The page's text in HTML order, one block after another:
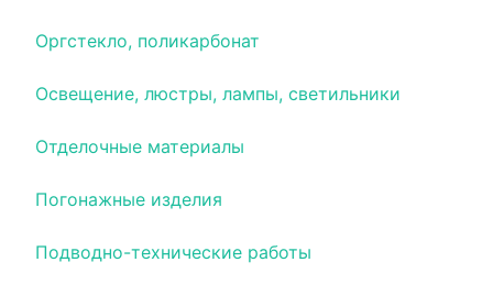
Оргстекло, поликарбонат
Освещение, люстры, лампы, светильники
Отделочные материалы
Погонажные изделия
Подводно-технические работы